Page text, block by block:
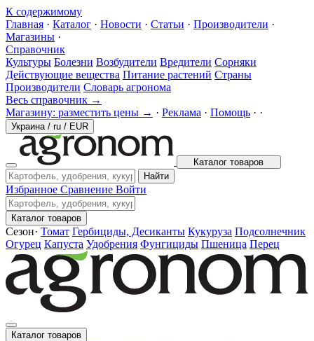
К содержимому
Главная · Каталог · Новости · Статьи · Производители ·
Магазины ·
Справочник
Культуры Болезни Возбудители Вредители Сорняки
Действующие вещества Питание растений Страны
Производители Словарь агронома
Весь справочник →
Магазину: разместить цены → · Реклама · Помощь · ·
Украина / ru / EUR
Каталог товаров
Найти
Избранное Сравнение Войти
Каталог товаров
Сезон· Томат Гербициды, Десиканты Кукуруза Подсолнечник
Огурец Капуста Удобрения Фунгициды Пшеница Перец
Каталог товаров